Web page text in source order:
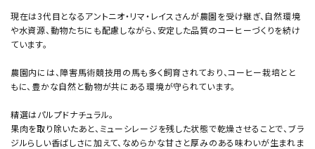
現在は3代目となるアントニオ・リマ・レイスさんが農園を受け継ぎ、自然環境
や水資源、動物たちにも配慮しながら、安定した品質のコーヒーづくりを続け
ています。
農園内には、障害馬術競技用の馬も多く飼育されており、コーヒー栽培とと
もに、豊かな自然と動物が共にある環境が守られています。
精選はパルプドナチュラル。
果肉を取り除いたあと、ミューシレージを残した状態で乾燥させることで、ブラ
ジルらしい香ばしさに加えて、なめらかな甘さと厚みのある味わいが生まれま